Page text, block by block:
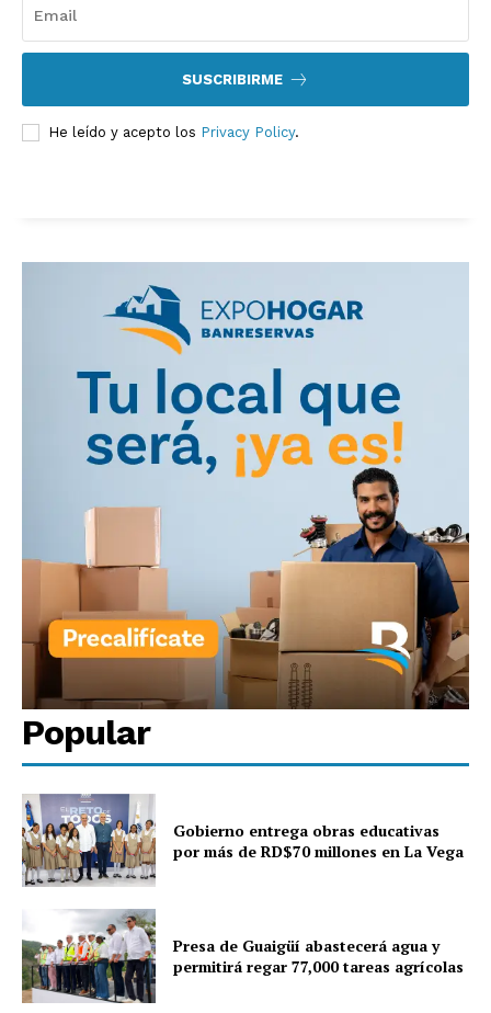
SUSCRIBIRME
He leído y acepto los Privacy Policy.
Popular
Gobierno entrega obras educativas
por más de RD$70 millones en La Vega
Presa de Guaigüí abastecerá agua y
permitirá regar 77,000 tareas agrícolas